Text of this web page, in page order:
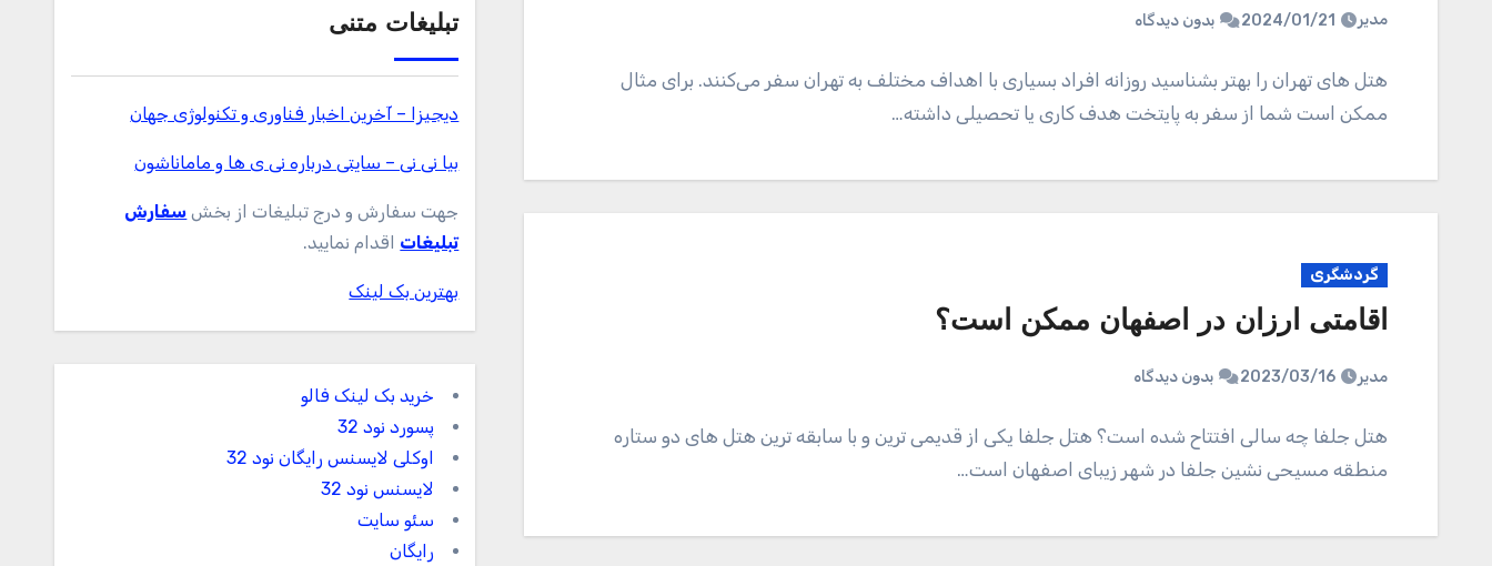
مدیر 2024/01/21 بدون دیدگاه
هتل های تهران را بهتر بشناسید روزانه افراد بسیاری با اهداف مختلف به تهران سفر می‌کنند. برای مثال
ممکن است شما از سفر به پایتخت هدف کاری یا تحصیلی داشته…
گردشگری
اقامتی ارزان در اصفهان ممکن است؟
مدیر 2023/03/16 بدون دیدگاه
هتل جلفا چه سالی افتتاح شده است؟ هتل جلفا یکی از قدیمی ترین و با سابقه ترین هتل های دو ستاره
منطقه مسیحی نشین جلفا در شهر زیبای اصفهان است…
تبلیغات متنی
دیجیزا – آخرین اخبار فناوری و تکنولوژی جهان
بیا نی نی – سایتی درباره نی ی ها و ماماناشون
جهت سفارش و درج تبلیغات از بخش سفارش
تبلیغات اقدام نمایید.
بهترین بک لینک
خرید بک لینک فالو
پسورد نود 32
اوکلی لایسنس رایگان نود 32
لایسنس نود 32
سئو سایت
رایگان